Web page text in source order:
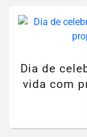
Dia de
vida com